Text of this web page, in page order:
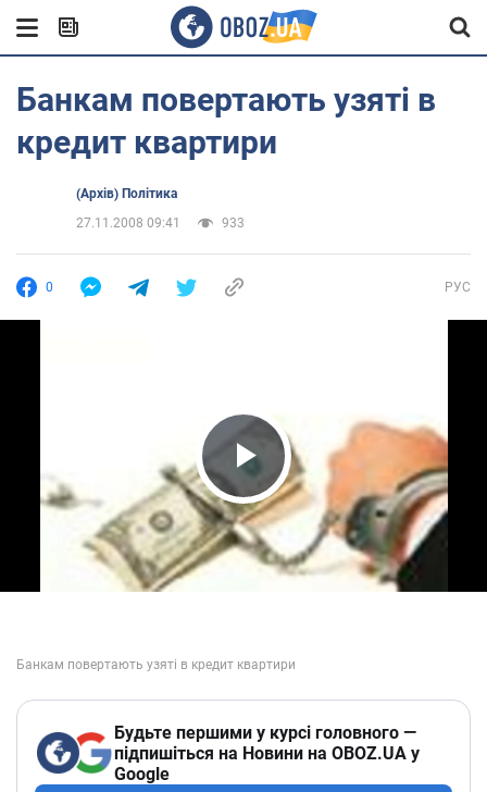
Банкам повертають узяті в
кредит квартири
(Архів) Політика
27.11.2008 09:41
933
0 РУС
Play Video
Будьте першими у курсі головного —
підпишіться на Новини на OBOZ.UA у
Google